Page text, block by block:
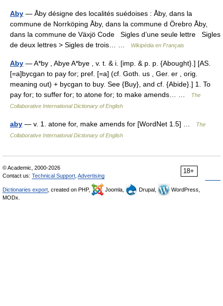
Aby — Åby désigne des localités suédoises : Åby, dans la
commune de Norrköping Åby, dans la commune d Örebro Åby,
dans la commune de Växjö Code Sigles d’une seule lettre Sigles
de deux lettres > Sigles de trois… …
Wikipédia en Français
Aby — A*by , Abye A*bye , v. t. & i. [imp. & p. p. {Abought}.] [AS.
[=a]bycgan to pay for; pref. [=a] (cf. Goth. us , Ger. er , orig.
meaning out) + bycgan to buy. See {Buy}, and cf. {Abide}.] 1. To
pay for; to suffer for; to atone for; to make amends… …
The
Collaborative International Dictionary of English
aby — v. 1. atone for, make amends for [WordNet 1.5] …
The
Collaborative International Dictionary of English
18+
© Academic, 2000-2026
Contact us: Technical Support Advertising
Dictionaries export , created on PHP, Joomla, Drupal,
WordPress,
MODx.